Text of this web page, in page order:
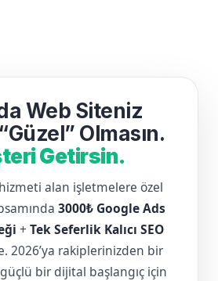
Web Siteniz
Olmasın.
Getirsin.
alan işletmelere özel
3000₺ Google Ads
+ Tek Seferlik Kalıcı SEO
2026’ya rakiplerinizden bir
bir dijital başlangıç için